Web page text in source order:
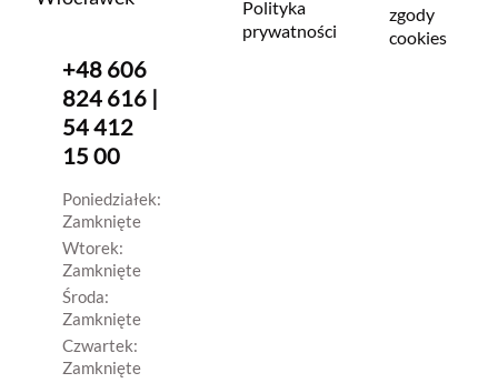
+48 606
824 616 |
54 412
15 00
Poniedziałek:
Zamknięte
Wtorek:
Zamknięte
Środa:
Zamknięte
Czwartek:
Zamknięte
Polityka
prywatności
zgody
cookies